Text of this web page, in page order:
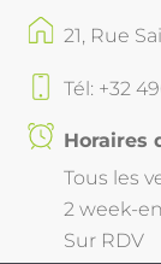
21, Rue
Tél: +32
Horaires
Tous les
2 week-
Sur RDV